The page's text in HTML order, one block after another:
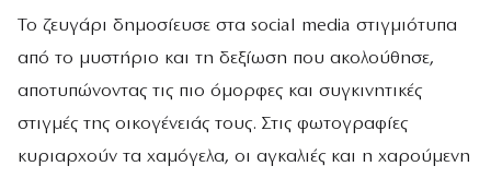
Το ζευγάρι δημοσίευσε στα social media στιγμιότυπα
από το μυστήριο και τη δεξίωση που ακολούθησε,
αποτυπώνοντας τις πιο όμορφες και συγκινητικές
στιγμές της οικογένειάς τους. Στις φωτογραφίες
κυριαρχούν τα χαμόγελα, οι αγκαλιές και η χαρούμενη